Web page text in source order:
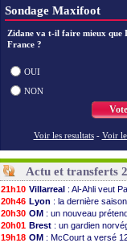
Sondage Maxifoot
Zidane va t-il faire mieux que
France ?
OUI
NON
Voir les resultats - Voir
Actu et transferts
21h10 Villarreal : Al-Ahli veut
20h46 Lyon : la dernière
20h30 OM : un nouveau
20h01 Brest : un gardien
19h18 OM : McCourt a versé